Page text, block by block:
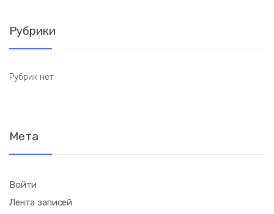
Рубрики
Рубрик нет
Мета
Войти
Лента записей